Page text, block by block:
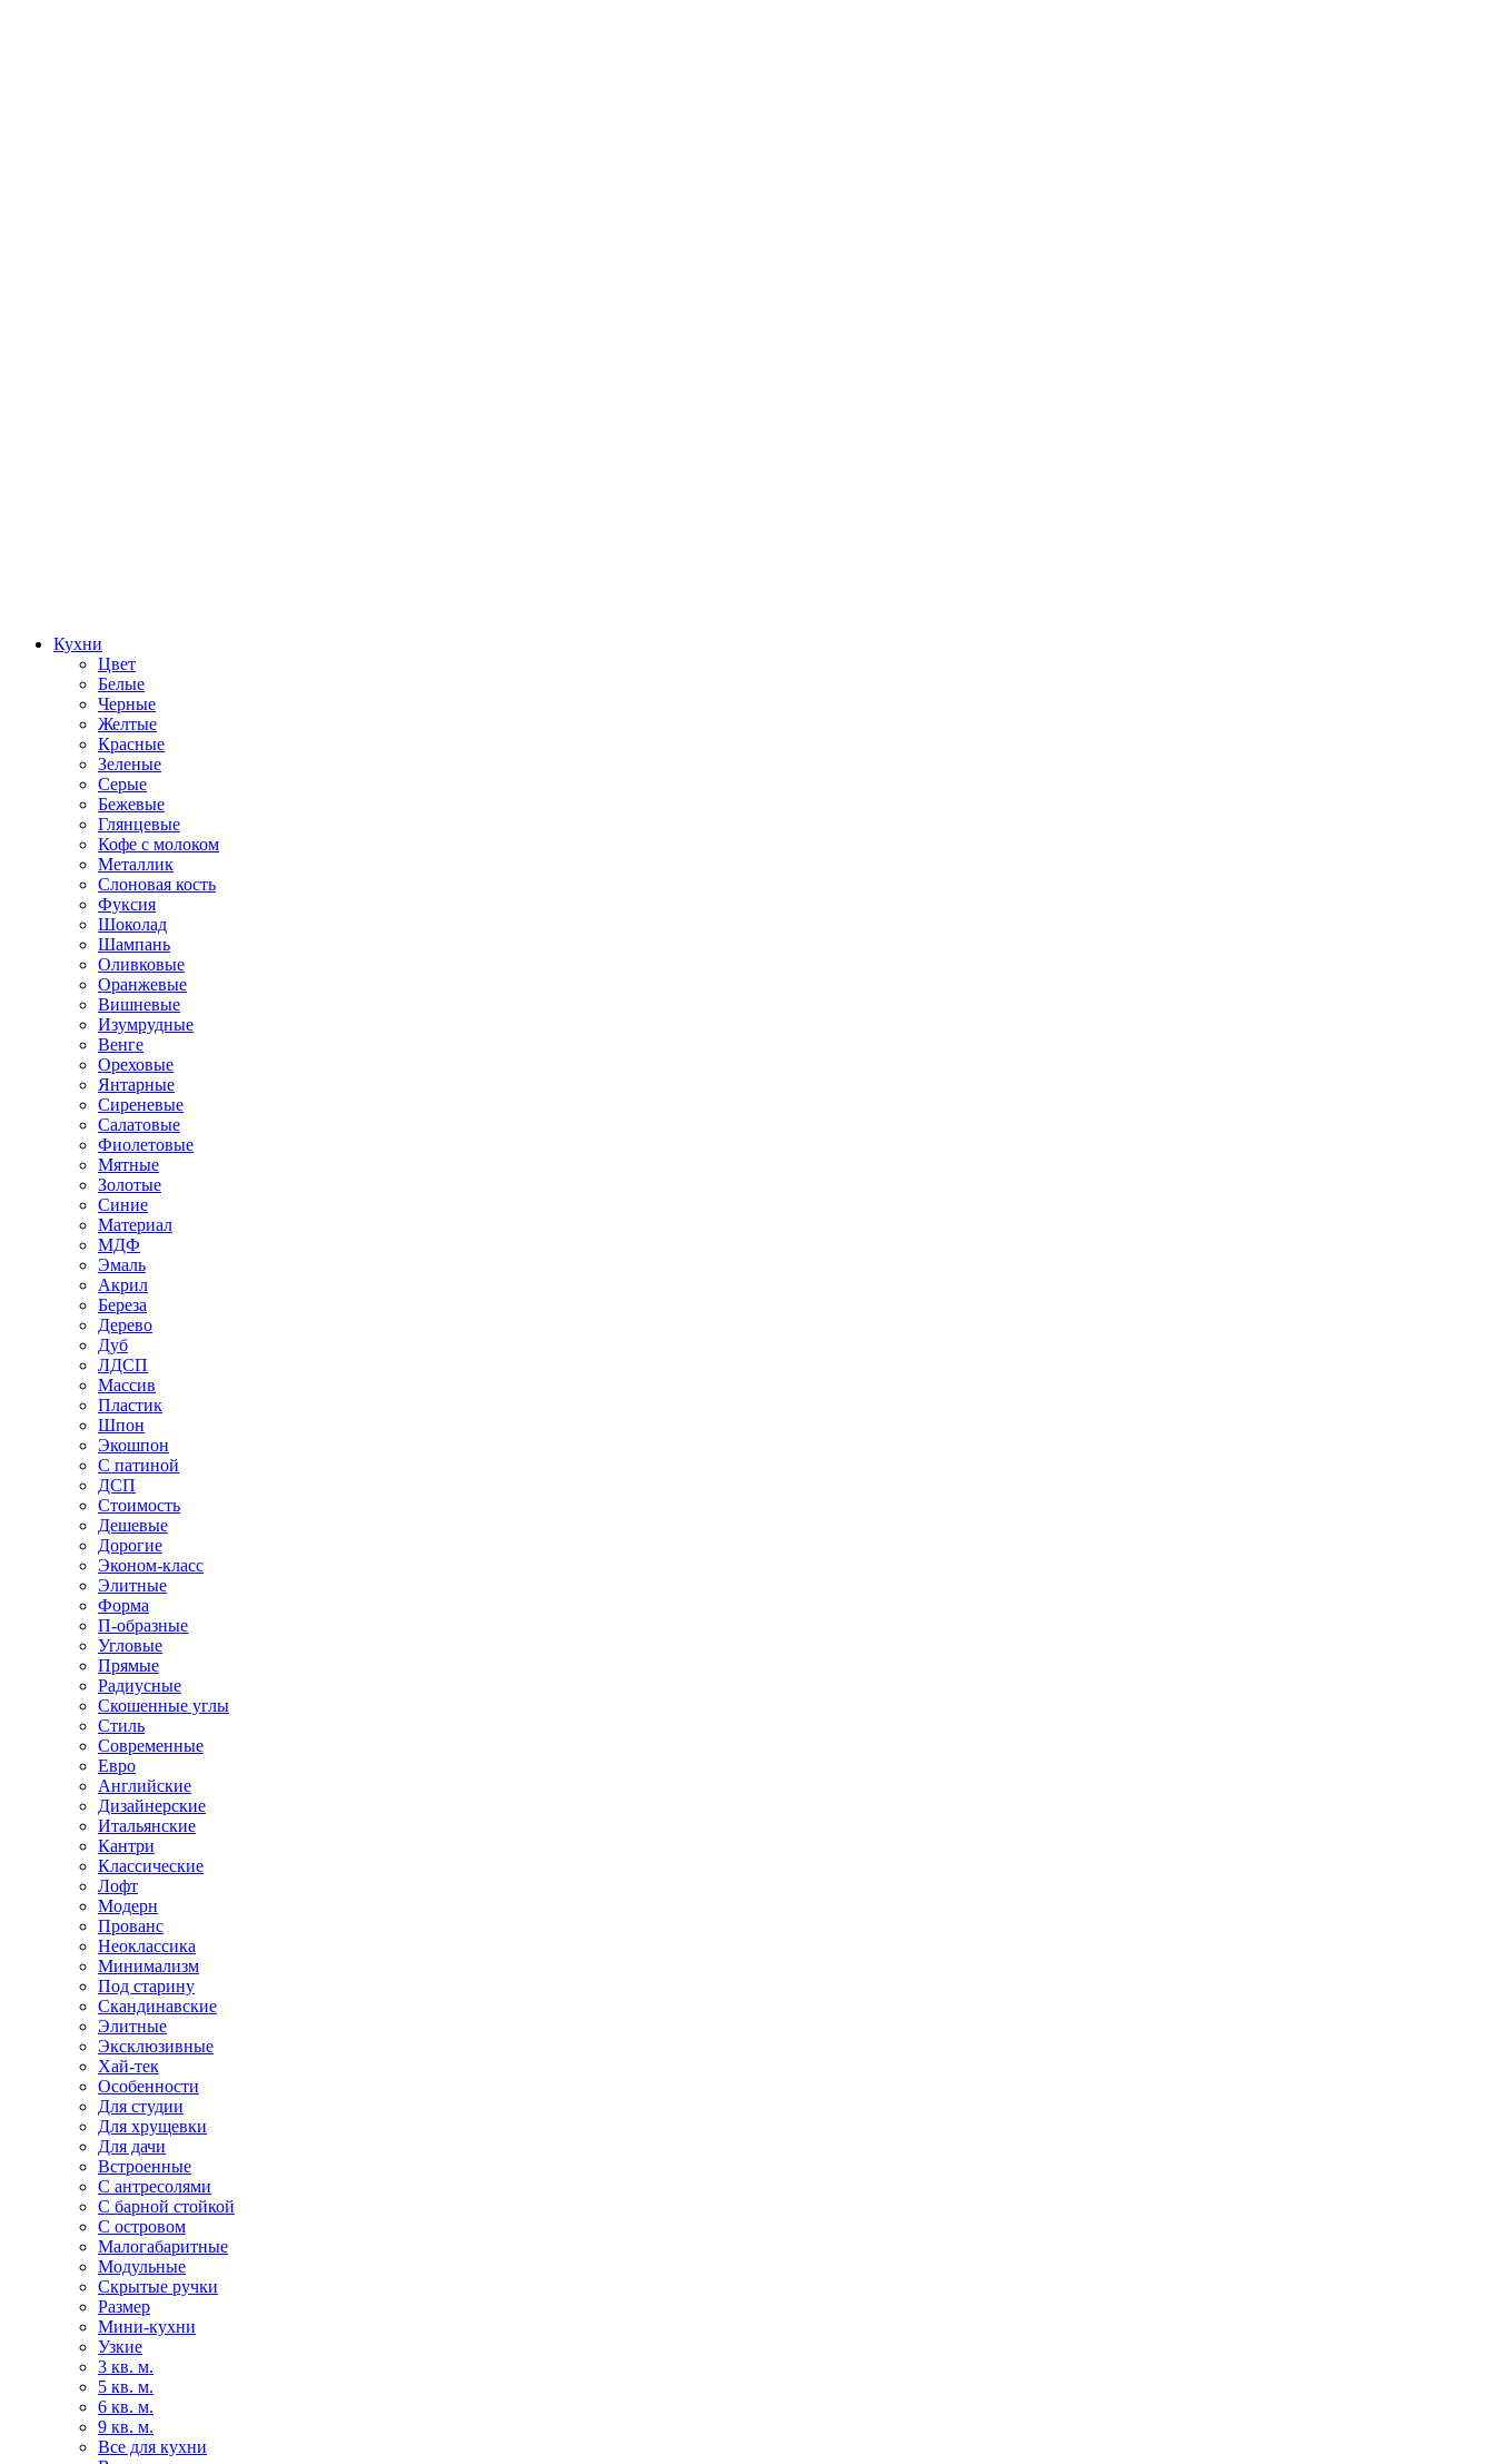
Кухни
Цвет
Белые
Черные
Желтые
Красные
Зеленые
Серые
Бежевые
Глянцевые
Кофе с молоком
Металлик
Слоновая кость
Фуксия
Шоколад
Шампань
Оливковые
Оранжевые
Вишневые
Изумрудные
Венге
Ореховые
Янтарные
Сиреневые
Салатовые
Фиолетовые
Мятные
Золотые
Синие
Материал
МДФ
Эмаль
Акрил
Береза
Дерево
Дуб
ЛДСП
Массив
Пластик
Шпон
Экошпон
С патиной
ДСП
Стоимость
Дешевые
Дорогие
Эконом-класс
Элитные
Форма
П-образные
Угловые
Прямые
Радиусные
Скошенные углы
Стиль
Современные
Евро
Английские
Дизайнерские
Итальянские
Кантри
Классические
Лофт
Модерн
Прованс
Неоклассика
Минимализм
Под старину
Скандинавские
Элитные
Эксклюзивные
Хай-тек
Особенности
Для студии
Для хрущевки
Для дачи
Встроенные
С антресолями
С барной стойкой
С островом
Малогабаритные
Модульные
Скрытые ручки
Размер
Мини-кухни
Узкие
3 кв. м.
5 кв. м.
6 кв. м.
9 кв. м.
Все для кухни